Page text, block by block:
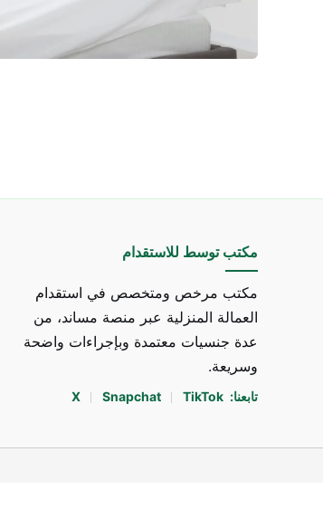
مكتب توسط للاستقدام
مكتب مرخص ومتخصص في استقدام
العمالة المنزلية عبر منصة مساند، من
عدة جنسيات معتمدة وبإجراءات واضحة
وسريعة.
تابعنا: X Snapchat TikTok